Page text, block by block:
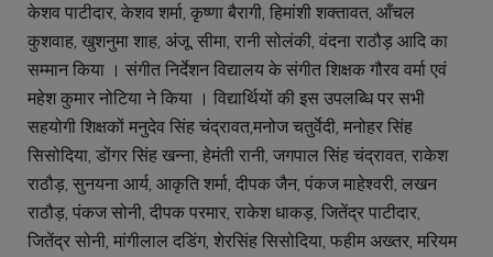
केशव पाटीदार, केशव शर्मा, कृष्णा बैरागी, हिमांशी शक्तावत, आँचल
कुशवाह, खुशनुमा शाह, अंजू, सीमा, रानी सोलंकी, वंदना राठौड़ आदि का
सम्मान किया । संगीत निर्देशन विद्यालय के संगीत शिक्षक गौरव वर्मा एवं
महेश कुमार नोटिया ने किया । विद्यार्थियों की इस उपलब्धि पर सभी
सहयोगी शिक्षकों मनुदेव सिंह चंद्रावत,मनोज चतुर्वेदी, मनोहर सिंह
सिसोदिया, डोंगर सिंह खन्ना, हेमंती रानी, जगपाल सिंह चंद्रावत, राकेश
राठौड़, सुनयना आर्य, आकृति शर्मा, दीपक जैन, पंकज माहेश्वरी, लखन
राठौड़, पंकज सोनी, दीपक परमार, राकेश धाकड़, जितेंद्र पाटीदार,
जितेंद्र सोनी, मांगीलाल दडिंग, शेरसिंह सिसोदिया, फहीम अख्तर, मरियम